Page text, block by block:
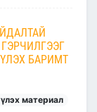
БАРИМТ
материал